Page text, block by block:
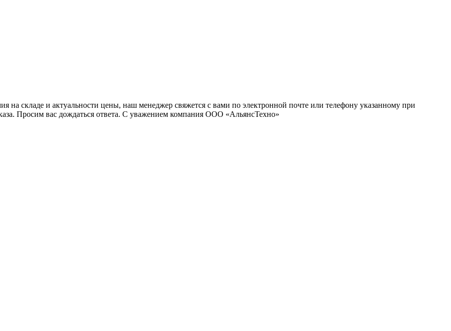
на складе и актуальности цены, наш менеджер свяжется с вами по электронной почте или телефону указанному при
Просим вас дождаться ответа. С уважением компания ООО «АльянсТехно»